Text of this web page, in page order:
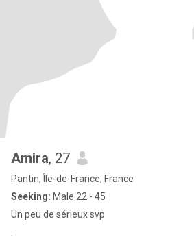
Amira, 27
Pantin, Île-de-France, France
Seeking: Male 22 - 45
Un peu de sérieux svp